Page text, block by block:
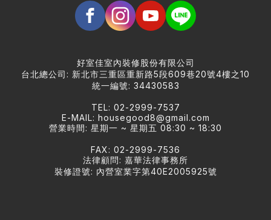
好室佳室內裝修股份有限公司
台北總公司: 新北市三重區重新路5段609巷20號4樓之10
統一編號: 34430583
TEL: 02-2999-7537
E-MAIL: housegood8@gmail.com
營業時間: 星期一 ~ 星期五 08:30 ~ 18:30
FAX: 02-2999-7536
法律顧問: 嘉華法律事務所
裝修證號: 內營室業字第40E2005925號